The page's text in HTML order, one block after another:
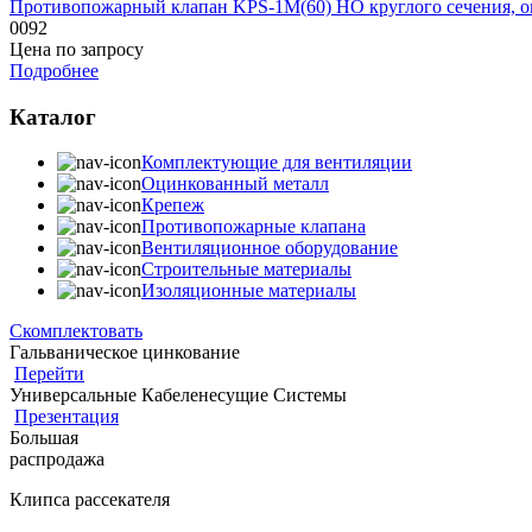
Противопожарный клапан KPS-1M(60) HO круглого сечения,
0092
Цена по запросу
Подробнее
Каталог
Комплектующие для вентиляции
Оцинкованный металл
Крепеж
Противопожарные клапана
Вентиляционное оборудование
Строительные материалы
Изоляционные материалы
Скомплектовать
Гальваническое цинкование
Перейти
Универсальные Кабеленесущие Системы
Презентация
Большая
распродажа
Клипса рассекателя